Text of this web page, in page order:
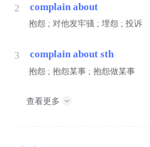
2 complain about
抱怨 ; 对他发牢骚 ; 埋怨 ; 投诉
3 complain about sth
抱怨 ; 抱怨某事 ; 抱怨做某事
查看更多